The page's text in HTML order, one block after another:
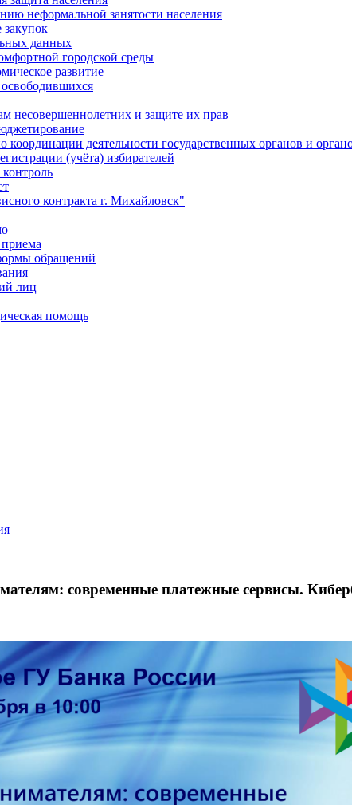
неформальной занятости населения
закупок
данных
городской среды
развитие
несовершеннолетних и защите их прав
координации деятельности государственных органов и
(учёта) избирателей
контракта г. Михайловск"
обращений
лиц
помощь
современные платежные сервисы.